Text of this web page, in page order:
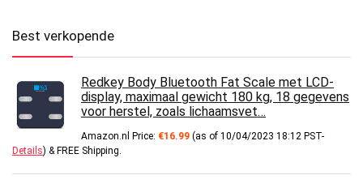
Best verkopende
Redkey Body Bluetooth Fat Scale met LCD-
display, maximaal gewicht 180 kg, 18 gegevens
voor herstel, zoals lichaamsvet…
Amazon.nl Price: €16.99 (as of 10/04/2023 18:12 PST-
Details) & FREE Shipping